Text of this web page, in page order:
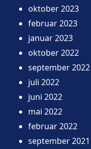
oktober 2023
februar 2023
januar 2023
oktober 2022
september 2022
juli 2022
juni 2022
mai 2022
februar 2022
september 2021